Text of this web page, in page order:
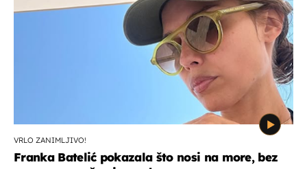
VRLO ZANIMLJIVO!
Franka Batelić pokazala što nosi na more, bez